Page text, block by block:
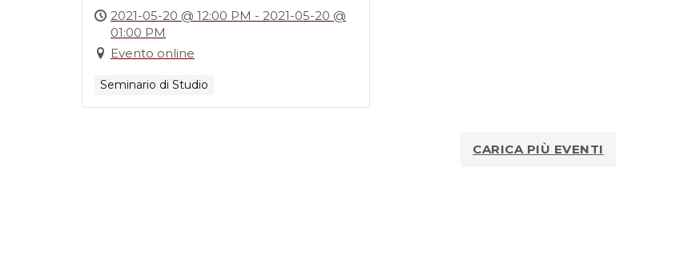
albori del Novecento
2021-05-20 @ 12:00 PM - 2021-05-20 @
01:00 PM
Evento online
Seminario di Studio
CARICA PIÙ EVENTI